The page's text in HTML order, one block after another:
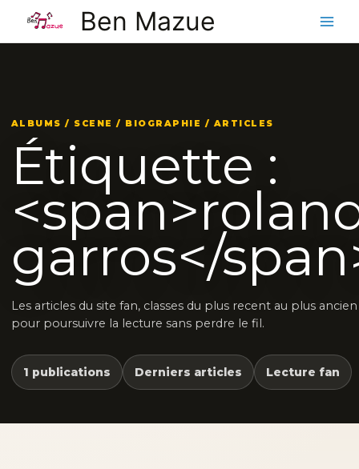
contenu
Ben Mazue
ALBUMS / SCENE / BIOGRAPHIE / ARTICLES
Étiquette :
garros</
Les articles du site fan, classes du plus recent au plus ancien
pour poursuivre la lecture sans perdre le fil.
1 publications Derniers articles Lecture fan